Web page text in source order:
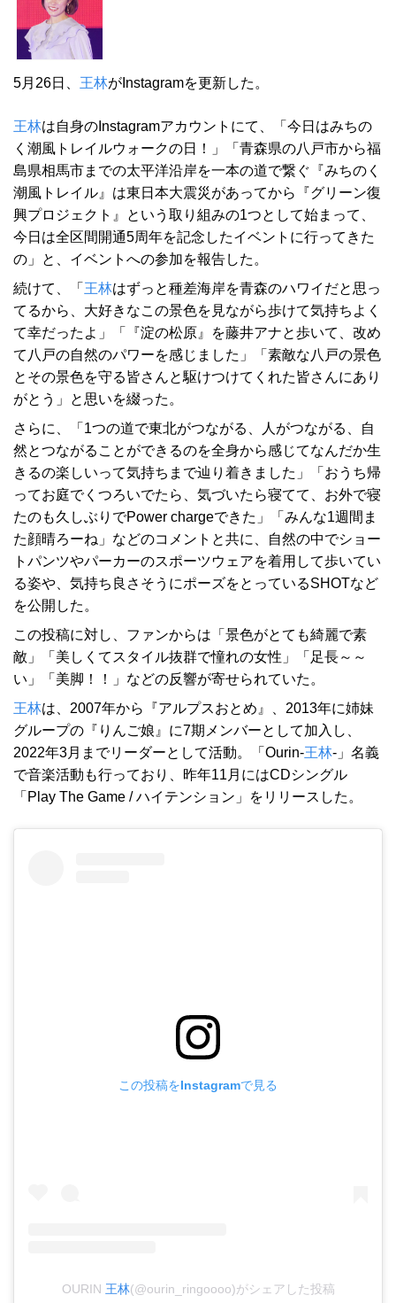
5月26日、 王林がInstagramを更新した。
王林は自身のInstagramアカウントにて、「今日はみちの
く潮風トレイルウォークの日！」「青森県の八戸市から福
島県相馬市までの太平洋沿岸を一本の道で繋ぐ『みちのく
潮風トレイル』は東日本大震災があってから『グリーン復
興プロジェクト』という取り組みの1つとして始まって、
今日は全区間開通5周年を記念したイベントに行ってきた
の」と、イベントへの参加を報告した。
続けて、「 王林はずっと種差海岸を青森のハワイだと思っ
てるから、大好きなこの景色を見ながら歩けて気持ちよく
て幸だったよ」「『淀の松原』を藤井アナと歩いて、改め
て八戸の自然のパワーを感じました」「素敵な八戸の景色
とその景色を守る皆さんと駆けつけてくれた皆さんにあり
がとう」と思いを綴った。
さらに、「1つの道で東北がつながる、人がつながる、自
然とつながることができるのを全身から感じてなんだか生
きるの楽しいって気持ちまで辿り着きました」「おうち帰
ってお庭でくつろいでたら、気づいたら寝てて、お外で寝
たのも久しぶりでPower chargeできた」「みんな1週間ま
た顔晴ろーね」などのコメントと共に、自然の中でショー
トパンツやパーカーのスポーツウェアを着用して歩いてい
る姿や、気持ち良さそうにポーズをとっているSHOTなど
を公開した。
この投稿に対し、ファンからは「景色がとても綺麗で素
敵」「美しくてスタイル抜群で憧れの女性」「足長～～
い」「美脚！！」などの反響が寄せられていた。
王林は、2007年から『アルプスおとめ』、2013年に姉妹
グループの『りんご娘』に7期メンバーとして加入し、
2022年3月までリーダーとして活動。「Ourin-王林-」名義
で音楽活動も行っており、昨年11月にはCDシングル
「Play The Game / ハイテンション」をリリースした。
この投稿をInstagramで見る
OURIN 王林(@ourin_ringoooo)がシェアした投稿